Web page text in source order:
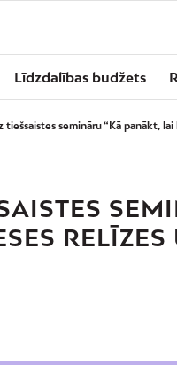
Līdzdalības budžets
tiešsaistes semināru “Kā panākt, lai